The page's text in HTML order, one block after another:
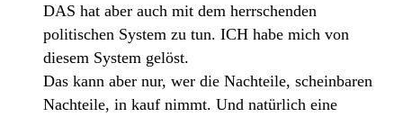
DAS hat aber auch mit dem herrschenden
politischen System zu tun. ICH habe mich von
diesem System gelöst.
Das kann aber nur, wer die Nachteile, scheinbaren
Nachteile, in kauf nimmt. Und natürlich eine